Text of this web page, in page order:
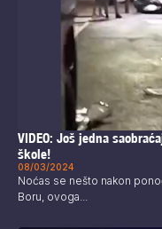
VIDEO: Još jedna
škole!
08/03/2024
Noćas se nešto nakon
Boru, ovoga...